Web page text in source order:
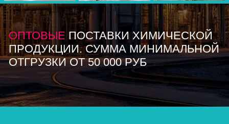
СТОИМОСТЬ И НАЛИЧИЕ
Особое предложение на сырье:
хромитовый песок |
Заполните форму и наш менеджер вышлет
результаты расчета с учетом доставки в Ваш регион